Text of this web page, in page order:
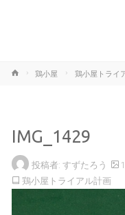
ホ
鶏小屋 鶏小屋トライ
IMG_1429
投稿者: すずたろう フ
ル
サ
鶏小屋トライアル計画